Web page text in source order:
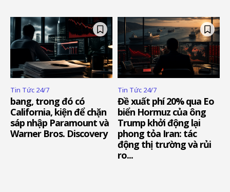
Tin Tức 24/7
bang, trong đó có
California, kiện để chặn
sáp nhập Paramount và
Warner Bros. Discovery
Tin Tức 24/7
Đề xuất phí 20% qua Eo
biển Hormuz của ông
Trump khởi động lại
phong tỏa Iran: tác
động thị trường và rủi
ro...